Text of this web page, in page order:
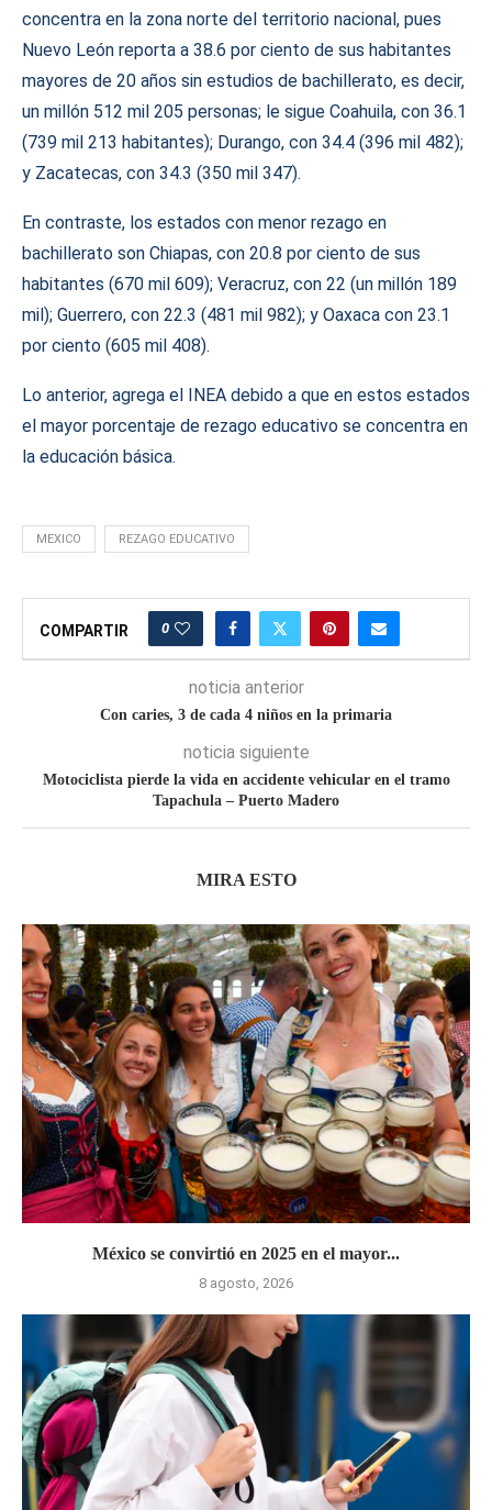
concentra en la zona norte del territorio nacional, pues
Nuevo León reporta a 38.6 por ciento de sus habitantes
mayores de 20 años sin estudios de bachillerato, es decir,
un millón 512 mil 205 personas; le sigue Coahuila, con 36.1
(739 mil 213 habitantes); Durango, con 34.4 (396 mil 482);
y Zacatecas, con 34.3 (350 mil 347).
En contraste, los estados con menor rezago en
bachillerato son Chiapas, con 20.8 por ciento de sus
habitantes (670 mil 609); Veracruz, con 22 (un millón 189
mil); Guerrero, con 22.3 (481 mil 982); y Oaxaca con 23.1
por ciento (605 mil 408).
Lo anterior, agrega el INEA debido a que en estos estados
el mayor porcentaje de rezago educativo se concentra en
la educación básica.
MEXICO REZAGO EDUCATIVO
COMPARTIR 0
noticia anterior
Con caries, 3 de cada 4 niños en la primaria
noticia siguiente
Motociclista pierde la vida en accidente vehicular en el tramo
Tapachula – Puerto Madero
MIRA ESTO
México se convirtió en 2025 en el mayor...
8 agosto, 2026